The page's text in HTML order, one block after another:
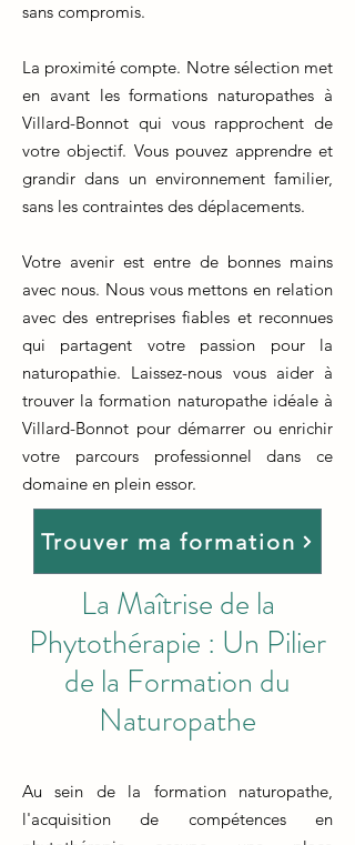
sans compromis.
La proximité compte. Notre sélection met
en avant les formations naturopathes à
Villard-Bonnot qui vous rapprochent de
votre objectif. Vous pouvez apprendre et
grandir dans un environnement familier,
sans les contraintes des déplacements.
Votre avenir est entre de bonnes mains
avec nous. Nous vous mettons en relation
avec des entreprises fiables et reconnues
qui partagent votre passion pour la
naturopathie. Laissez-nous vous aider à
trouver la formation naturopathe idéale à
Villard-Bonnot pour démarrer ou enrichir
votre parcours professionnel dans ce
domaine en plein essor.
Trouver ma formation
La Maîtrise de la
Phytothérapie : Un Pilier
de la Formation du
Naturopathe
Au sein de la formation naturopathe,
l'acquisition de compétences en